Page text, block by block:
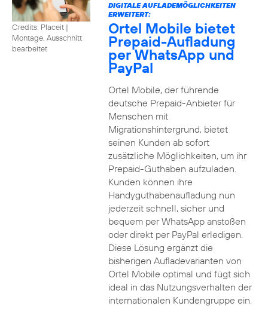
Credits: Placeit |
Montage, Ausschnitt
bearbeitet
DIGITALE AUFLADEMÖGLICHKEITEN
ERWEITERT:
Ortel Mobile bietet
Prepaid-Aufladung
per WhatsApp und
PayPal
Ortel Mobile, der führende
deutsche Prepaid-Anbieter für
Menschen mit
Migrationshintergrund, bietet
seinen Kunden ab sofort
zusätzliche Möglichkeiten, um ihr
Prepaid-Guthaben aufzuladen.
Kunden können ihre
Handyguthabenaufladung nun
jederzeit schnell, sicher und
bequem per WhatsApp anstoßen
oder direkt per PayPal erledigen.
Diese Lösung ergänzt die
bisherigen Aufladevarianten von
Ortel Mobile optimal und fügt sich
ideal in das Nutzungsverhalten der
internationalen Kundengruppe ein.